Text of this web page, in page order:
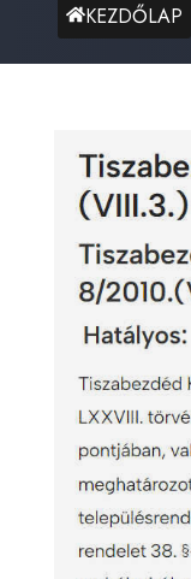
KEZDŐLAP